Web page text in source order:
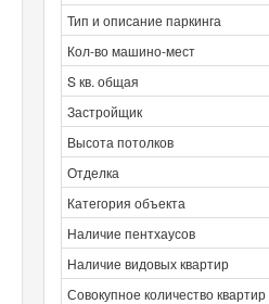
Тип и описание паркинга
Кол-во машино-мест
S кв. общая
Застройщик
Высота потолков
Отделка
Категория объекта
Наличие пентхаусов
Наличие видовых квартир
Совокупное количество квартир